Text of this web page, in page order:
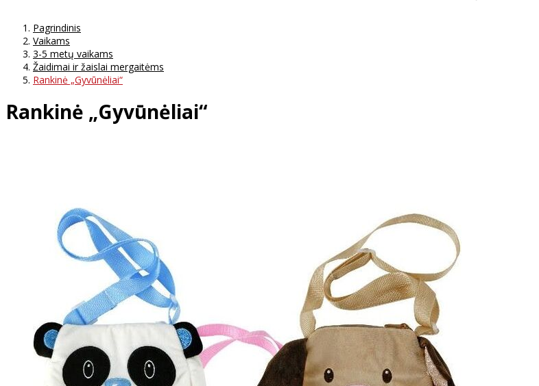
Pagrindinis
Vaikams
3-5 metų vaikams
Žaidimai ir žaislai mergaitėms
Rankinė „Gyvūnėliai“
Rankinė „Gyvūnėliai“